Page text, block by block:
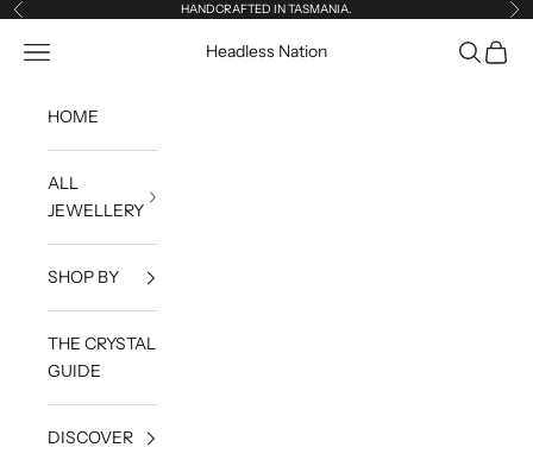
Skip to content
Previous HANDCRAFTED IN TASMANIA.
Headless Nation
Open navigation menu OpenOpen
HOME
ALL
JEWELLERY
SHOP BY
THE CRYSTAL
GUIDE
DISCOVER